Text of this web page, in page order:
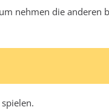
nehmen die anderen